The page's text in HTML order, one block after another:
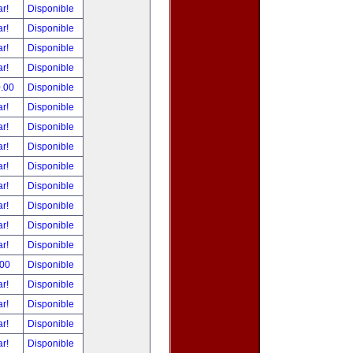
Disponible
Disponible
Disponible
Disponible
Disponible
Disponible
Disponible
Disponible
Disponible
Disponible
Disponible
Disponible
Disponible
Disponible
Disponible
Disponible
Disponible
Disponible